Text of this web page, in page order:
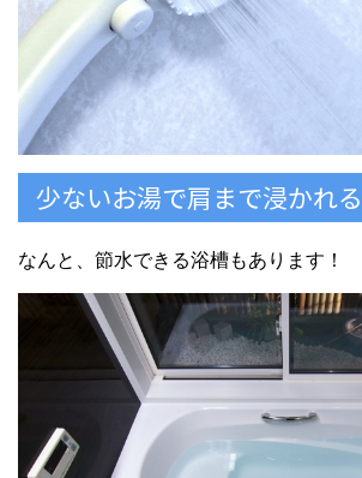
少ないお湯で肩まで浸かれ
なんと、節水できる浴槽もあります！